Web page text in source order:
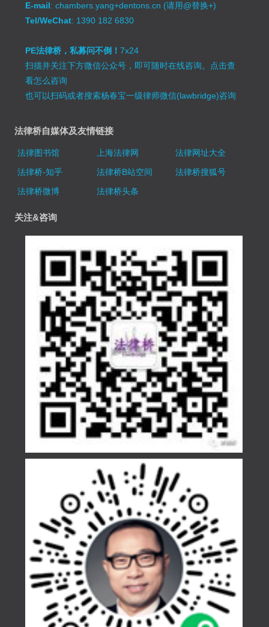
E-mail: chambers.yang+dentons.cn (请用@替换+)
Tel/WeChat: 1390 182 6830
PE法律桥，私募问不倒！7x24
扫描并关注下方微信公众号，即可随时在线咨询。 点击查
看怎么咨询
也可以扫码或者搜索杨春宝一级律师微信(lawbridge)咨询
法律桥自媒体及友情链接
法律图书馆 上海法律网
法律网址大全
法律桥-知乎
法律桥B站空间
法律桥搜狐号
法律桥微博
法律桥头条
关注&咨询